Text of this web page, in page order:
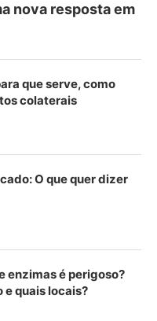
nova resposta em
que serve, como
colaterais
O que quer dizer
enzimas é perigoso?
e quais locais?